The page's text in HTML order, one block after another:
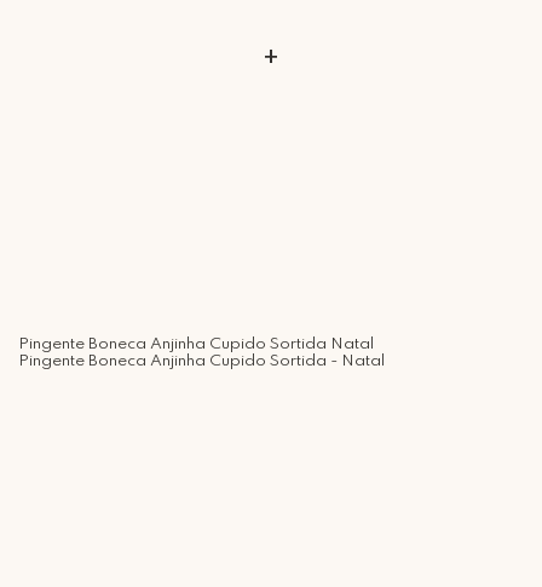
+
Pingente Boneca Anjinha Cupido Sortida Natal
Pingente Boneca Anjinha Cupido Sortida - Natal